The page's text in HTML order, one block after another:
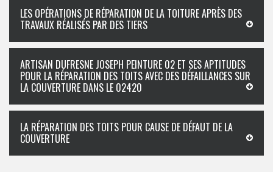
LES OPÉRATIONS DE RÉPARATION DE LA TOITURE APRÈS DES
TRAVAUX RÉALISÉS PAR DES TIERS
ARTISAN DUFRESNE JOSEPH PEINTURE 02 ET SES APTITUDES
POUR LA RÉPARATION DES TOITS AVEC DES DÉFAILLANCES SUR
LA COUVERTURE DANS LE 02420
LA RÉPARATION DES TOITS POUR CAUSE DE DÉFAUT DE LA
COUVERTURE